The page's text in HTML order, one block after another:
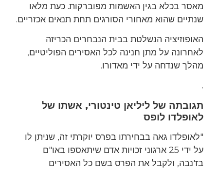
מאסר בכלא בגין האשמות מפוברקות. כעת מלאו
שנתיים שהוא מאחורי הסורגים תחת תנאים אכזריים.
האופוזיציה הנשלטת בבית הנבחרים הכריזה
לאחרונה על מתן חנינה לכל האסירים הפוליטיים,
מהלך שנדחה על ידי מאדורו.
.
תגובתה של ליליאן טינטורי, אשתו של
לאופלדו לופס
"לאופלדו גאה בבחירתו בפרס יוקרתי זה, שניתן לו
על ידי 25 ארגוני זכויות אדם שיתאספו באו"ם
בז'נבה, ולקבל את הפרס בשם כל האסירים